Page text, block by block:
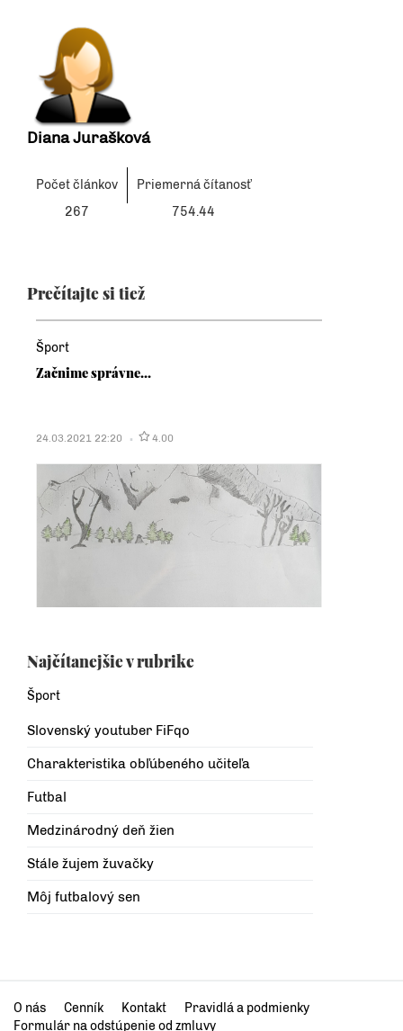
Diana Jurašková
Počet článkov
Priemerná čítanosť
267
754.44
Prečítajte si tiež
Šport
Začnime správne...
24.03.2021 22:20 4.00
Najčítanejšie v rubrike
Šport
Slovenský youtuber FiFqo
Charakteristika obľúbeného učiteľa
Futbal
Medzinárodný deň žien
Stále žujem žuvačky
Môj futbalový sen
O nás Cenník Kontakt
Pravidlá a podmienky
Formulár na odstúpenie od zmluvy